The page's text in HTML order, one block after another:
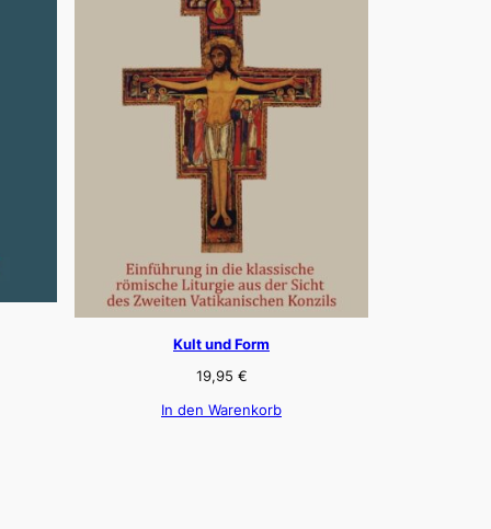
Kult und Form
19,95 €
In den Warenkorb